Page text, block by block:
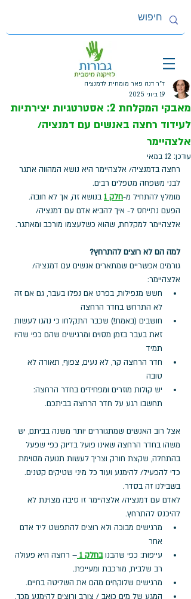
מאבקי המקלחת 2: אסטרטגיות יצירתיות
לעידוד רחצה באנשים עם דמנציה/
אלצהיימר
ד"ר דנה פאר מומחית לדמנציה
19 ביוני 2025
עודכן: 12 במאי
רחצה בדמנציה/ אלצהיימר היא נושא המהווה אתגר
לבני משפחה מטפלים רבים.
מומלץ להתחיל מ-חלק 1
בנושא זה, אך לא חובה.
הפעם נתייחס ל- איך להביא אדם עם דמנציה/
אלצהיימר למקלחת, שהוא כשלעצמו מורכב ומאתגר.
למה הם לא רוצים להתרחץ?
גורמים אפשריים שמתארים אנשים עם דמנציה/
אלצהיימר:
חשש מנפילות, בפרט אם נפלו בעבר, גם אם זה
לא התרחש בחדר הרחצה
חושבים (באמת!) שכבר התקלחו כי נהגו לעשות
זאת בעבר בזמן מסוים ומרגישים שהם כפי שהיו
תמיד
חדר הרחצה קר, לא נעים, צפוף, תאורה לא
טובה
יש קולות מוזרים ומפחידים בחדר הרחצה:
תחשבו רגע על חדר הרחצה בביתכם.
אצל רוב האנשים שמתגוררים יותר משנה בביתם, יש
משהו בחדר הרחצה שאינו פועל בדיוק כפי שפעל
בהתחלה, שקצת חורק וצריך לעשות תנועה מסוימת
כדי להפעיל/ להימנע ועוד כל מיני שטיקים קטנים.
בשבילנו זה בסדר.
לאדם עם דמנציה/ אלצהיימר זו סיבה מצוינת לא
להיכנס להתרחץ.
מרגישים מבוכה ולא רוצים להתפשט ליד אדם
אחר
עייפות: כפי שהבנו בחלק 1
– רחצה היא פעולה
רב שלבית, מורכבת ומעייפת.
מרגישים שלוקחים מהם את השליטה בחיים.
המגע של מים כואב / צורב ורוצים להימנע מכך.